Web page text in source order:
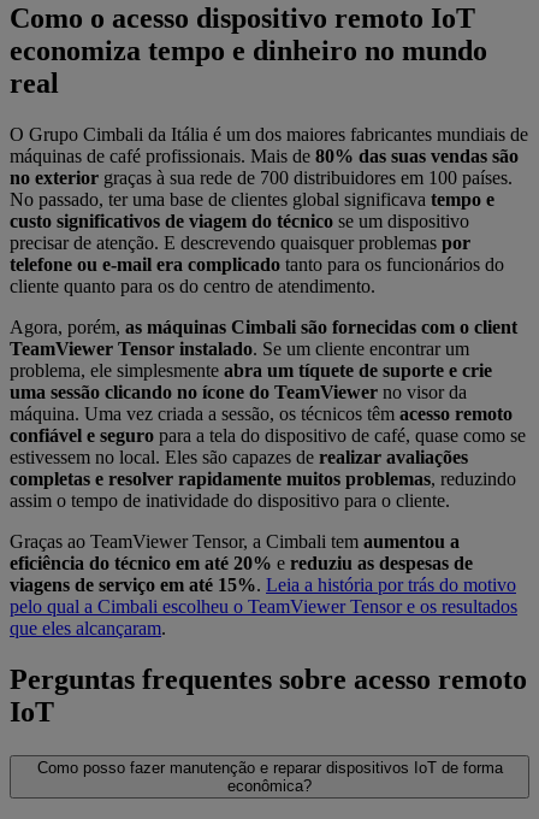
Como o acesso dispositivo remoto IoT
economiza tempo e dinheiro no mundo
real
O Grupo Cimbali da Itália é um dos maiores fabricantes mundiais de
máquinas de café profissionais. Mais de 80% das suas vendas são
no exterior graças à sua rede de 700 distribuidores em 100 países.
No passado, ter uma base de clientes global significava tempo e
custo significativos de viagem do técnico se um dispositivo
precisar de atenção. E descrevendo quaisquer problemas por
telefone ou e-mail era complicado tanto para os funcionários do
cliente quanto para os do centro de atendimento.
Agora, porém, as máquinas Cimbali são fornecidas com o client
TeamViewer Tensor instalado. Se um cliente encontrar um
problema, ele simplesmente abra um tíquete de suporte e crie
uma sessão clicando no ícone do TeamViewer no visor da
máquina. Uma vez criada a sessão, os técnicos têm acesso remoto
confiável e seguro para a tela do dispositivo de café, quase como se
estivessem no local. Eles são capazes de realizar avaliações
completas e resolver rapidamente muitos problemas, reduzindo
assim o tempo de inatividade do dispositivo para o cliente.
Graças ao TeamViewer Tensor, a Cimbali tem aumentou a
eficiência do técnico em até 20% e reduziu as despesas de
viagens de serviço em até 15%. Leia a história por trás do motivo
pelo qual a Cimbali escolheu o TeamViewer Tensor e os resultados
que eles alcançaram.
Perguntas frequentes sobre acesso remoto
IoT
Como posso fazer manutenção e reparar dispositivos IoT de forma
econômica?